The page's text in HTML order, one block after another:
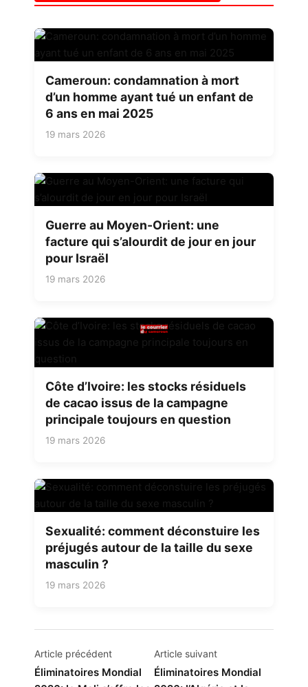
Cameroun: condamnation à mort
d’un homme ayant tué un enfant de
6 ans en mai 2025
19 mars 2026
Guerre au Moyen-Orient: une
facture qui s’alourdit de jour en jour
pour Israël
19 mars 2026
Côte d’Ivoire: les stocks résiduels
de cacao issus de la campagne
principale toujours en question
19 mars 2026
Sexualité: comment déconstuire les
préjugés autour de la taille du sexe
masculin ?
19 mars 2026
Navigation
de
Article précédent
Éliminatoires Mondial
Article suivant
Éliminatoires Mondial